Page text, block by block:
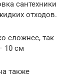
сантехники
отходов.
сложнее, так
10 см
также